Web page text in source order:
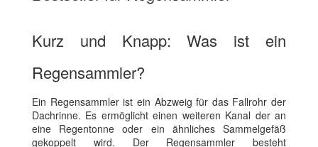
Kurz und Knapp: Was ist ein
Regensammler?
Ein Regensammler ist ein Abzweig für das Fallrohr der
Dachrinne. Es ermöglicht einen weiteren Kanal der an
eine Regentonne oder ein ähnliches Sammelgefäß
gekoppelt wird. Der Regensammler besteht